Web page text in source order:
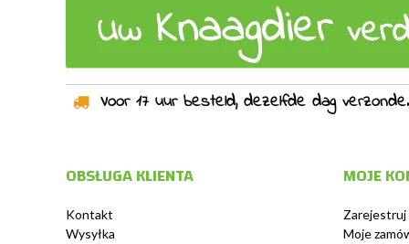
Voor 17 uur besteld, dezelfde dag verzonden!
OBSŁUGA KLIENTA
Kontakt
Wysyłka
MOJE
Zarejestruj
Moje